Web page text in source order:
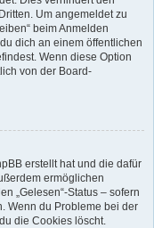
Um angemeldet zu
beim Anmelden
dich an einem öffentlichen
Wenn diese Option
von der Board-
erstellt hat und die dafür
ermöglichen
„Gelesen“-Status – sofern
Wenn du Probleme bei der
die Cookies löscht.